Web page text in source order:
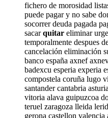
fichero de morosidad
puede pagar y no sabe
socorrer deuda pagada
sacarquitar eliminar
temporalmente despues
cancelación eliminación
banco españa axnef
badexcu esperia experia
compostela coruña lugo
santander cantabria
vitoria alava guipuzcoa
teruel zaragoza lleida
gerona castellon